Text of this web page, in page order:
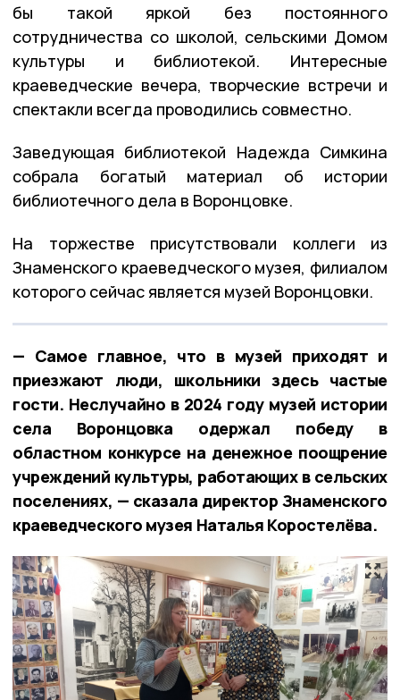
бы такой яркой без постоянного
сотрудничества со школой, сельскими Домом
культуры и библиотекой. Интересные
краеведческие вечера, творческие встречи и
спектакли всегда проводились совместно.
Заведующая библиотекой Надежда Симкина
собрала богатый материал об истории
библиотечного дела в Воронцовке.
На торжестве присутствовали коллеги из
Знаменского краеведческого музея, филиалом
которого сейчас является музей Воронцовки.
— Самое главное, что в музей приходят и
приезжают люди, школьники здесь частые
гости. Неслучайно в 2024 году музей истории
села Воронцовка одержал победу в
областном конкурсе на денежное поощрение
учреждений культуры, работающих в сельских
поселениях, — сказала директор Знаменского
краеведческого музея Наталья Коростелёва.